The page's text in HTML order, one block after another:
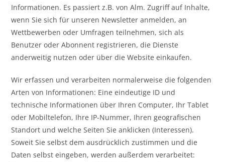
Informationen. Es passiert z.B. von Alm. Zugriff auf Inhalte,
wenn Sie sich für unseren Newsletter anmelden, an
Wettbewerben oder Umfragen teilnehmen, sich als
Benutzer oder Abonnent registrieren, die Dienste
anderweitig nutzen oder über die Website einkaufen.
Wir erfassen und verarbeiten normalerweise die folgenden
Arten von Informationen: Eine eindeutige ID und
technische Informationen über Ihren Computer, Ihr Tablet
oder Mobiltelefon, Ihre IP-Nummer, Ihren geografischen
Standort und welche Seiten Sie anklicken (Interessen).
Soweit Sie selbst dem ausdrücklich zustimmen und die
Daten selbst eingeben, werden außerdem verarbeitet: